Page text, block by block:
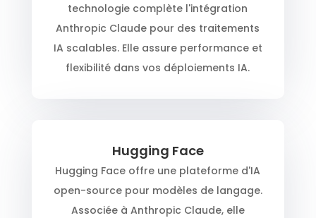
technologie complète l'intégration
Anthropic Claude pour des traitements
IA scalables. Elle assure performance et
flexibilité dans vos déploiements IA.
Hugging Face
Hugging Face offre une plateforme d'IA
open-source pour modèles de langage.
Associée à Anthropic Claude, elle